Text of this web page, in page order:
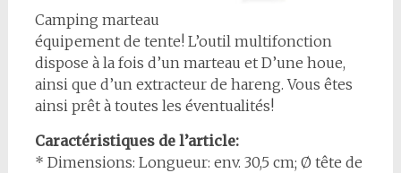
Camping marteau
équipement de tente! L’outil multifonction
dispose à la fois d’un marteau et D’une houe,
ainsi que d’un extracteur de hareng. Vous êtes
ainsi prêt à toutes les éventualités!
Caractéristiques de l’article:
* Dimensions: Longueur: env. 30,5 cm; Ø tête de